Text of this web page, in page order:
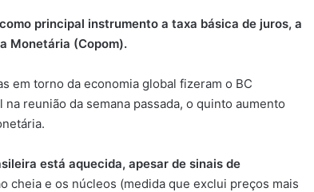
principal instrumento a taxa básica de juros, a
Monetária (Copom).
em torno da economia global fizeram o BC
reunião da semana passada, o quinto aumento
está aquecida, apesar de sinais de
cheia e os núcleos (medida que exclui preços mais